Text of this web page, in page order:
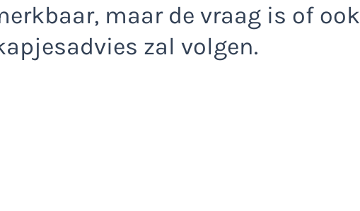
maar de vraag is of ook
zal volgen.